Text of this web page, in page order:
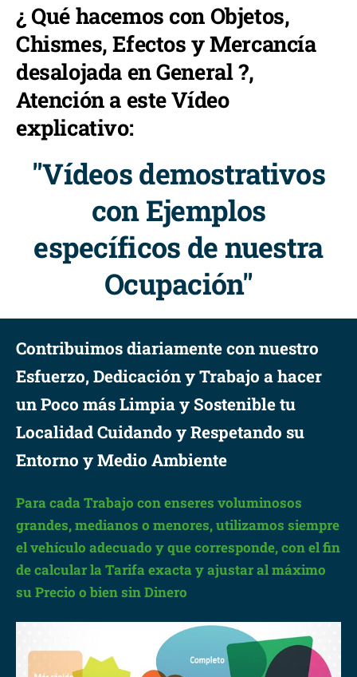
¿ Qué hacemos con Objetos,
Chismes, Efectos y Mercancía
desalojada en General ?,
Atención a este Vídeo
explicativo:
"Vídeos demostrativos
con Ejemplos
específicos de nuestra
Ocupación"
Contribuimos diariamente con nuestro
Esfuerzo, Dedicación y Trabajo a hacer
un Poco más Limpia y Sostenible tu
Localidad Cuidando y Respetando su
Entorno y Medio Ambiente
Para cada Trabajo con enseres voluminosos
grandes, medianos o menores, utilizamos siempre
el vehículo adecuado y que corresponde, con el fin
de calcular la Tarifa exacta y ajustar al máximo
su Precio o bien sin Dinero